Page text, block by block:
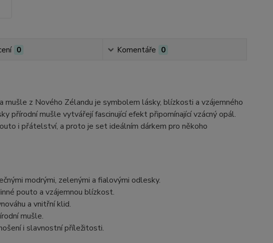
0 Komentáře 0
z Nového Zélandu je symbolem lásky, blízkosti a vzájemného
přírodní mušle vytvářejí fascinující efekt připomínající vzácný opál.
i přátelství, a proto je set ideálním dárkem pro někoho
modrými, zelenými a fialovými odlesky.
pouto a vzájemnou blízkost.
a vnitřní klid.
mušle.
i slavnostní příležitosti.